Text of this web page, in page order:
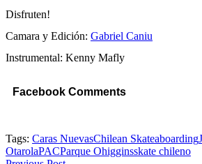
Disfruten!
Camara y Edición: Gabriel Caniu
Instrumental: Kenny Mafly
Facebook Comments
Tags: Caras NuevasChilean Skateaboarding
OtarolaPACParque Ohigginsskate chileno